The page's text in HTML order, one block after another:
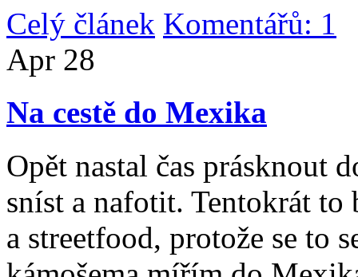
Celý článek Komentářů: 1
Apr 28
Na cestě do Mexika
Opět nastal čas prásknout
sníst a nafotit. Tentokrát
a streetfood, protože se to